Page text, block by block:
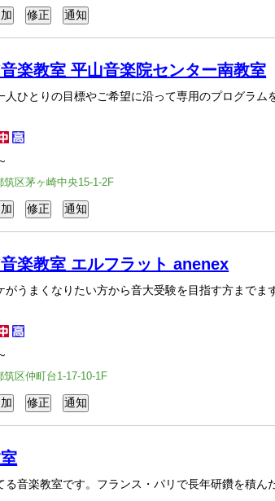
楽教室 平山音楽院センター南教室
人ひとりの目標やご希望に沿って専用のプログラム
区茅ヶ崎中央15-1-2F
楽教室 エルフラット anenex
がうまくなりたい方から音大受験を目指す方までま
区仲町台1-17-10-1F
る音楽教室です。フランス・パリで長年研鑽を積ん